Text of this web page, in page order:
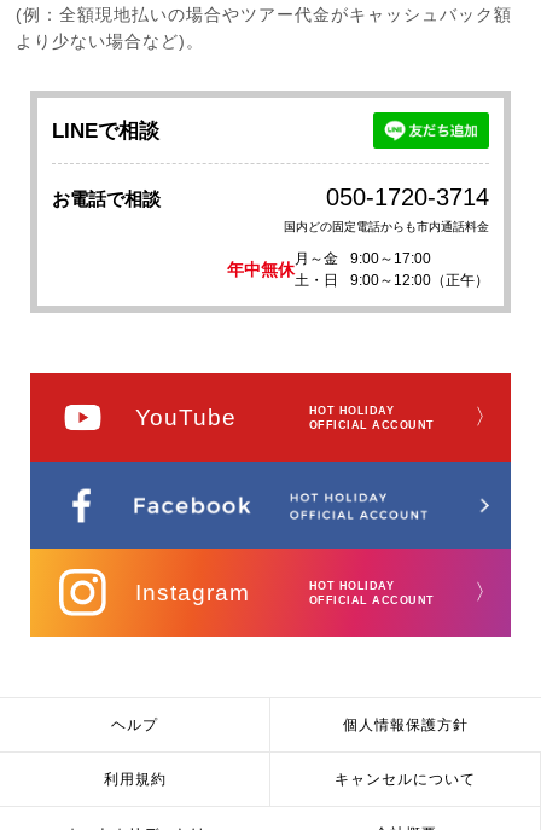
(例：全額現地払いの場合やツアー代金がキャッシュバック額
より少ない場合など)。
LINEで相談
お電話で相談 050-1720-3714
国内どの固定電話からも市内通話料金
年中無休
月～金
9:00～17:00
土・日
9:00～12:00（正午）
YouTube
HOT HOLIDAY
OFFICIAL ACCOUNT
〉
Instagram
HOT HOLIDAY
OFFICIAL ACCOUNT
〉
ヘルプ 個人情報保護方針
利用規約 キャンセルについて